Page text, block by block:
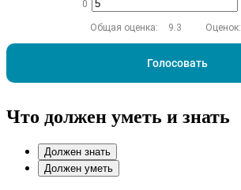
0
Общая оценка: 9.3 Оценок:
Голосовать
Что должен уметь и знать
Должен знать
Должен уметь